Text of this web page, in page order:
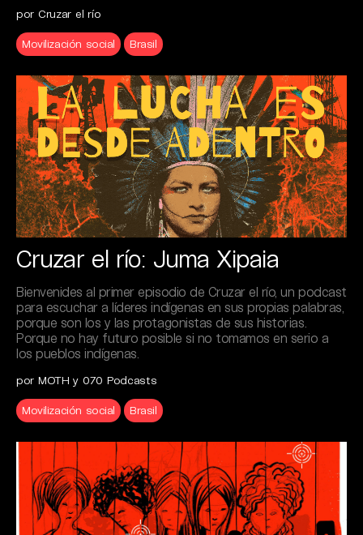
por Cruzar el río
Movilización social Brasil
Cruzar el río: Juma Xipaia
Bienvenides al primer episodio de Cruzar el río, un podcast
para escuchar a líderes indígenas en sus propias palabras,
porque son los y las protagonistas de sus historias.
Porque no hay futuro posible si no tomamos en serio a
los pueblos indígenas.
por MOTH y 070 Podcasts
Movilización social Brasil